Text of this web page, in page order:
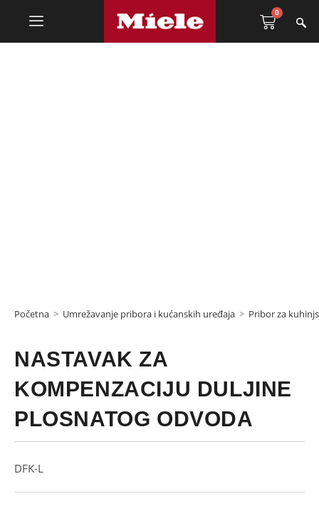
0
Početna > Umrežavanje pribora i kućanskih uređaja > Pribor za
NASTAVAK ZA
KOMPENZACIJU DULJINE
PLOSNATOG ODVODA
DFK-L